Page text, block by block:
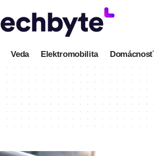
Veda Elektromobilita Domácnosť